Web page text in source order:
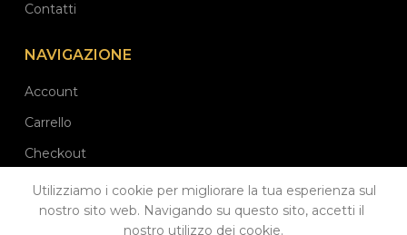
Contatti
NAVIGAZIONE
Account
Carrello
Checkout
Profumeria Mastrangelo Roberta di Papapicco Angela - PI: 07568950724 -
Utilizziamo i cookie per migliorare la tua esperienza sul
nostro sito web. Navigando su questo sito, accetti il ​​
nostro utilizzo dei cookie.